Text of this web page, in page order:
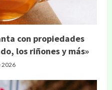
con propiedades
los riñones y más»
2026